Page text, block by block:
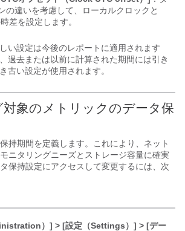
の違いを考慮して、ローカルクロックと
差を設定します。
い設定は今後のレポートに適用されます
過去または以前に計算された期間には引き
古い設定が使用されます。
象のメトリックのデータ保
持期間を定義します。これにより、ネット
ニタリングニーズとストレージ容量に確実
保持設定にアクセスして変更するには、次
）] > [設定（Settings）] > [デー